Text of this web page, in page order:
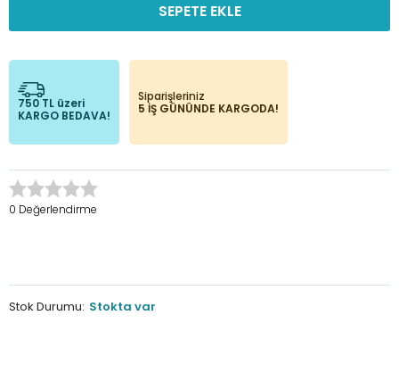
SEPETE EKLE
750 TL üzeri
KARGO BEDAVA!
Siparişleriniz
5 İŞ GÜNÜNDE KARGODA!
0 Değerlendirme
Stok Durumu: Stokta var